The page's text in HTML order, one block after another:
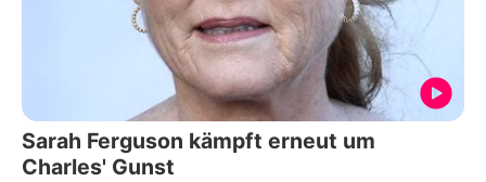
Sarah Ferguson kämpft erneut um
Charles' Gunst